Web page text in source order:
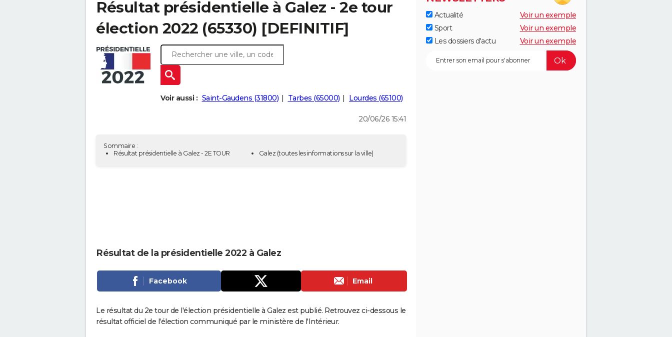
Résultat présidentielle à Galez - 2e tour
élection 2022 (65330) [DEFINITIF]
Voir aussi : Saint-Gaudens (31800) Tarbes (65000) Lourdes (65100)
20/06/26 15:41
Sommaire :
Résultat présidentielle à Galez - 2E TOUR
Galez (toutes les informations sur la ville)
Résultat de la présidentielle 2022 à Galez
Facebook Email
Le résultat du 2e tour de l'élection présidentielle à Galez est publié. Retrouvez ci-dessous le
résultat officiel de l'élection communiqué par le ministère de l'Intérieur.
Actualité
Voir un exemple
Sport
Voir un exemple
Les dossiers d'actu
Voir un exemple